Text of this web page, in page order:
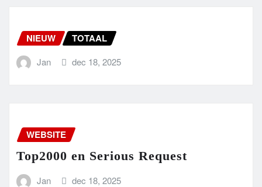
NIEUW TOTAAL
Jan dec 18, 2025
WEBSITE
Top2000 en Serious Request
Jan dec 18, 2025